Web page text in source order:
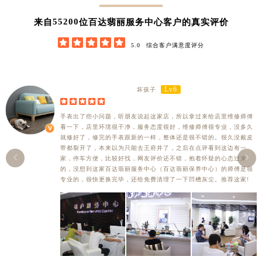
来自62852位百达翡丽服务中心客户的真实评价
     5.0 综合客户满意度评分
坏孩子 Lv6
    
手表出了些小问题，听朋友说起这家店，所以拿过来给店里维修师傅
看一下，店里环境很干净，服务态度很好，维修师傅很专业，没多久
就修好了，修完的手表跟新的一样，整体还是很不错的。很久没戴皮
带都裂开了，本来以为只能去王府井了，之后在点评看到这边有一
家，停车方便，比较好找，网友评价还不错，抱着怀疑的心态过来
的，没想到这家百达翡丽服务中心（百达翡丽保养中心）的师傅是很
专业的，很快更换完毕，还给免费清理了一下凹槽灰尘。推荐这家!

